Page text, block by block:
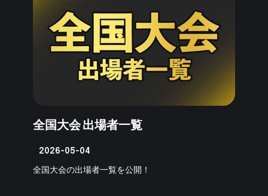
全国大会 出場者一覧
2026-05-04
全国大会の出場者一覧を公開！